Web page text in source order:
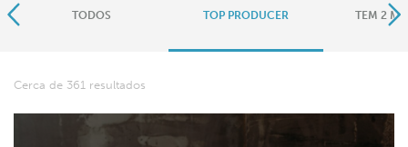
TODOS TOP PRODUCER TEM 2
Cerca de 361 resultados